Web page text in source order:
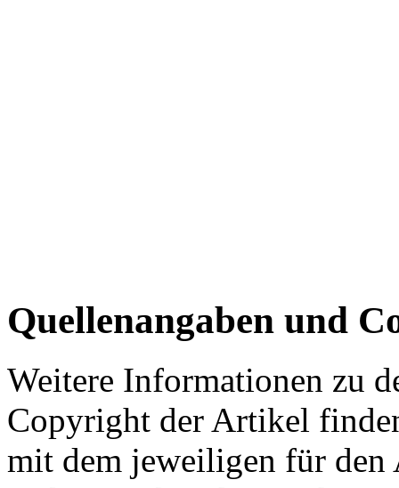
Quellenangaben und
Weitere Informationen zu
Copyright der Artikel
mit dem jeweiligen für